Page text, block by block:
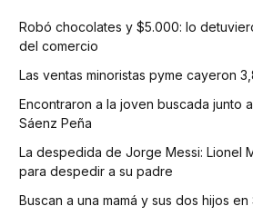
Robó chocolates y $5.000: lo
del comercio
Las ventas minoristas pyme cayeron
Encontraron a la joven buscada junto
Sáenz Peña
La despedida de Jorge Messi: Lionel
para despedir a su padre
Buscan a una mamá y sus dos hijos en